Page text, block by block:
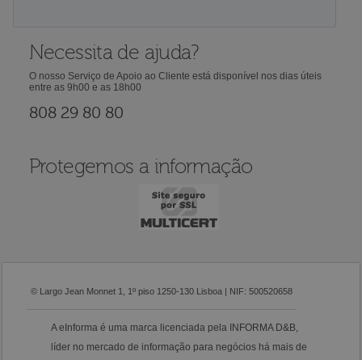
Necessita de ajuda?
O nosso Serviço de Apoio ao Cliente está disponível nos dias úteis
entre as 9h00 e as 18h00
808 29 80 80
Protegemos a informação
© Largo Jean Monnet 1, 1º piso 1250-130 Lisboa | NIF: 500520658
A eInforma é uma marca licenciada pela INFORMA D&B,
líder no mercado de informação para negócios há mais de